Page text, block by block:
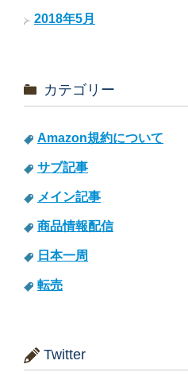
2018年5月
カテゴリー
Amazon規約について
サブ記事
メイン記事
商品情報配信
日本一周
転売
Twitter